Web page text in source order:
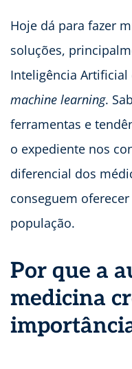
Hoje dá para fazer
soluções,
Inteligência
machine learning.
ferramentas e
o expediente nos
diferencial dos
conseguem
população.
Por que a
medicina